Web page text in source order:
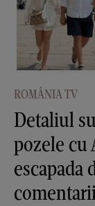
ROMÂNIA TV
Detaliul
pozele cu
escapada